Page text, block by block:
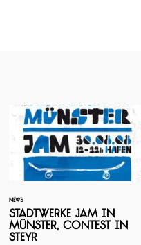
NEWS
Stadtwerke Jam in
Münster, Contest in
Steyr